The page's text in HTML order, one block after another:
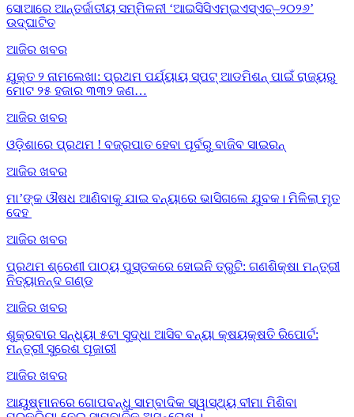
ସୋଆରେ ଆନ୍ତର୍ଜାତୀୟ ସମ୍ମିଳନୀ ‘ଆଇସିସିଏମ୍‌ଇଏସ୍‌ଏଚ୍‌–୨୦୨୬’
ଉଦ୍‌ଘାଟିତ
ଆଜିର ଖବର
ଯୁକ୍ତ ୨ ନାମଲେଖା: ପ୍ରଥମ ପର୍ଯ୍ୟାୟ ସ୍ପଟ୍ ଆଡମିଶନ୍ ପାଇଁ ରାଜ୍ୟରୁ
ମୋଟ ୨୫ ହଜାର ୩୩୨ ଜଣ…
ଆଜିର ଖବର
ଓଡ଼ିଶାରେ ପ୍ରଥମ ! ବଜ୍ରପାତ ହେବା ପୂର୍ବରୁ ବାଜିବ ସାଇରନ୍
ଆଜିର ଖବର
ମା’ଙ୍କ ଔଷଧ ଆଣିବାକୁ ଯାଇ ବନ୍ୟାରେ ଭାସିଗଲେ ଯୁବକ। ମିଳିଲା ମୃତ
ଦେହ
ଆଜିର ଖବର
ପ୍ରଥମ ଶ୍ରେଣୀ ପାଠ୍ୟ ପୁସ୍ତକରେ ହୋଇନି ତ୍ରୁଟି: ଗଣଶିକ୍ଷା ମନ୍ତ୍ରୀ
ନିତ୍ୟାନନ୍ଦ ଗଣ୍ଡ
ଆଜିର ଖବର
ଶୁକ୍ରବାର ସନ୍ଧ୍ୟା ୫ଟା ସୁଦ୍ଧା ଆସିବ ବନ୍ୟା କ୍ଷୟକ୍ଷତି ରିପୋର୍ଟ:
ମନ୍ତ୍ରୀ ସୁରେଶ ପୂଜାରୀ
ଆଜିର ଖବର
ଆୟୁଷ୍ମାନରେ ଗୋପବନ୍ଧୁ ସାମ୍ବାଦିକ ସ୍ୱାସ୍ଥ୍ୟ ବୀମା ମିଶିବା